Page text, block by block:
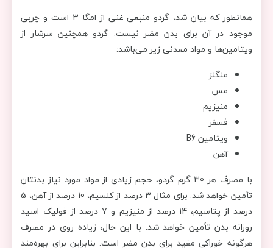
همانطور که بیان شد، گردو منبعی غنی از امگا 3 است و چربی
موجود در آن برای بدن مضر نیست. گردو همچنین سرشار از
ویتامین‌ها و مواد معدنی زیر می‌باشد:
منگنز
مس
منیزیم
فسفر
ویتامین B6
آهن
با مصرف هر 30 گرم گردو، حجم زیادی از مواد مورد نیاز بدنتان
تأمین خواهد شد. برای مثال 3 درصد از کلسیم، 10 درصد از آهن، 5
درصد از پتاسیم، 14 درصد از منیزیم و 7 درصد از فولیک اسید
روزانه بدن تأمین خواهد شد. با این حال، زیاده روی در مصرف
هرگونه خوراکی مفید برای بدن مضر است. بنابراین برای بهره‌مند